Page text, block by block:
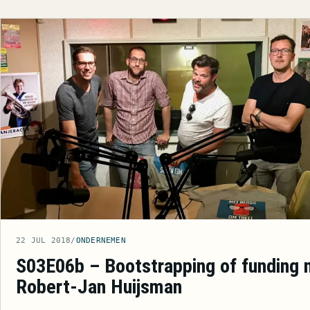
22 JUL 2018/ONDERNEMEN
S03E06b – Bootstrapping of funding
Robert-Jan Huijsman